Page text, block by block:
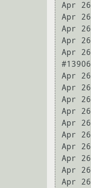
Apr
Apr
Apr
Apr
Apr
Apr
Apr
Apr
Apr
Apr
Apr
Apr
Apr
Apr
Apr